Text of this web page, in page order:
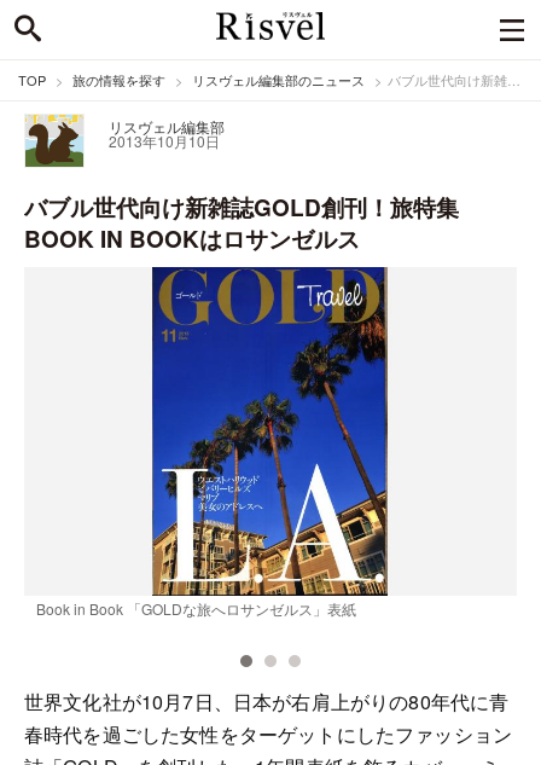
TOP 旅の情報を探す リスヴェル編集部のニュース バブル世代向け新雑誌GOLD創刊！旅特集BOOK IN BOOKはロサンゼルス
リスヴェル編集部
2013年10月10日
バブル世代向け新雑誌GOLD創刊！旅特集
BOOK IN BOOKはロサンゼルス
Book in Book 「GOLDな旅へロサンゼルス」表紙
世界文化社が10月7日、日本が右肩上がりの80年代に青
春時代を過ごした女性をターゲットにしたファッション